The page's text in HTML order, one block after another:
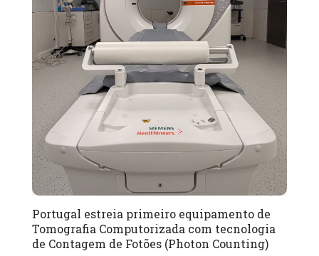
Portugal estreia primeiro equipamento de
Tomografia Computorizada com tecnologia
de Contagem de Fotões (Photon Counting)